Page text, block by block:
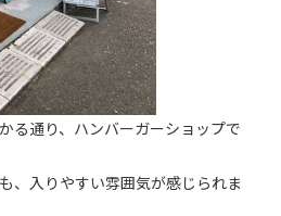
る通り、ハンバーガーショップで
、入りやすい雰囲気が感じられま